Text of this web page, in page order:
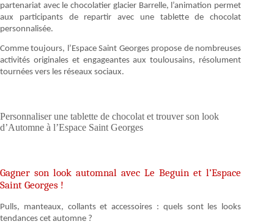
partenariat avec le chocolatier glacier Barrelle, l’animation permet
aux participants de repartir avec une tablette de chocolat
personnalisée.
Comme toujours, l’Espace Saint Georges propose de nombreuses
activités originales et engageantes aux toulousains, résolument
tournées vers les réseaux sociaux.
Personnaliser une tablette de chocolat et trouver son look
d’Automne à l’Espace Saint Georges
Gagner son look automnal avec Le Beguin et l’Espace
Saint Georges !
Pulls, manteaux, collants et accessoires : quels sont les looks
tendances cet automne ?